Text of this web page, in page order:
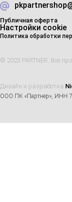
Публичная оферта
Настройки cookie
Политика обработки
© 2023 PARTNER. Все
Дизайн и разработка
ООО ПК «Партнер», ИНН